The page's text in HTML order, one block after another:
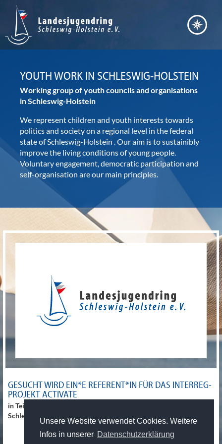
Unsere Website verwendet Cookies. Weitere
Infos in unserer Datenschutzerklärung
YOUTH WORK IN SCHLESWIG-HOLSTEIN
Working group of youth councils and organisations
in Schleswig-Holstein
We represent children and youth interests towards
politics and societyon a regional level in the federal
state of Schleswig-Holstein . Our aim is to sustainibly
improve the living conditions of young people.
Voluntary engagement, democratic participation and
self-organisation are our main principles.
ausschließlich für die von den Verbänden entsendeten Mitglieder
01.06.2027, 18:00 - 21:30 Uhr
GESUCHT WIRD EIN*E REFERENT*IN FÜR DAS INTERREG-
PROJEKT ACTIVATE
in Teilzeit zum 01.09. oder später beim Landesjugendring
Schleswig-Holstein